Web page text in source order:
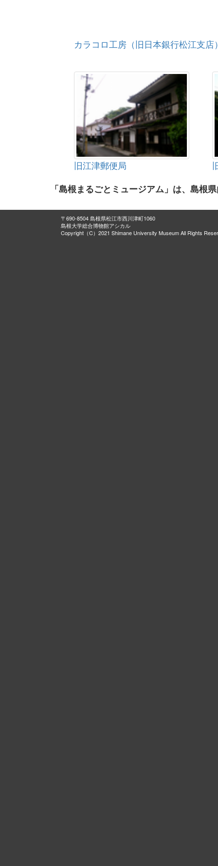
カラコロ工房（旧日本銀行松江支店
旧江津郵便局
「島根まるごとミュージアム」は、島根
〒690-8504 島根県松江市西川津町1060
島根大学総合博物館アシカル
Copyright（C）2021 Shimane University Museum All Rights